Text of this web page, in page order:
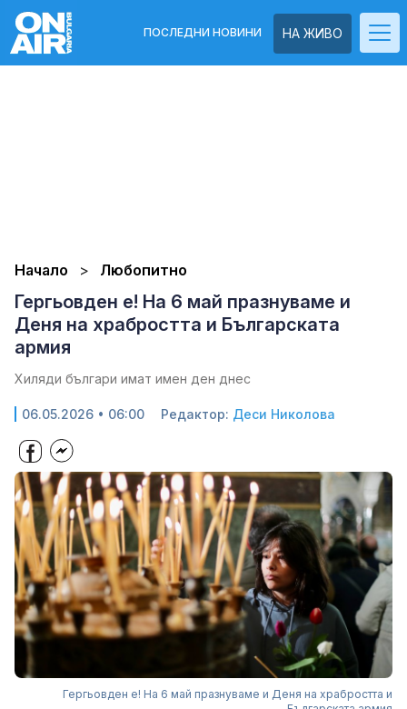
НА ЖИВО
ПОСЛЕДНИ НОВИНИ
Начало Любопитно
Гергьовден е! На 6 май празнуваме и
Деня на храбростта и Българската
армия
Хиляди българи имат имен ден днес
06.05.2026 • 06:00 Редактор: Деси Николова
Гергьовден е! На 6 май празнуваме и Деня на храбростта и